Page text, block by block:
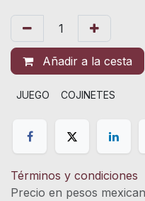
Añadir a la cesta
JUEGO COJINETES
Términos y condiciones
Precio en pesos